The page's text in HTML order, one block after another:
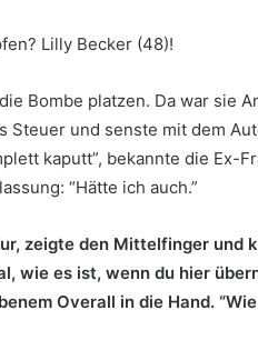
Lilly Becker (48)!
Bombe platzen. Da war sie
und senste mit dem
kaputt”, bekannte die Ex-
“Hätte ich auch.”
zeigte den Mittelfinger und
wie es ist, wenn du hier
Overall in die Hand.